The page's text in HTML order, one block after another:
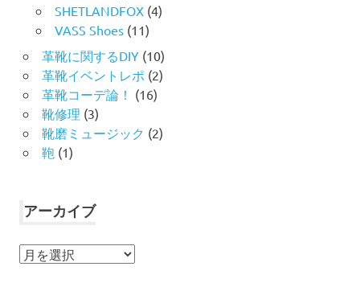
SHETLANDFOX(4)
VASS Shoes(11)
革靴に関するDIY(10)
革靴イベントレポ (2)
革靴コーデ論！ (16)
靴修理 (3)
靴磨ミュージック (2)
鞄 (1)
アーカイブ
ア